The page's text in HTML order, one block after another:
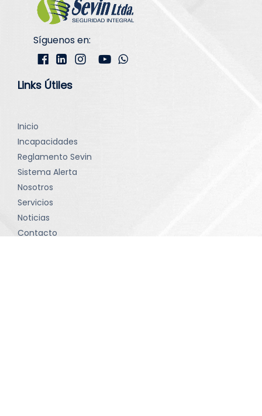
Síguenos en:
Links Útiles
Inicio
Incapacidades
Reglamento Sevin
Sistema Alerta
Nosotros
Servicios
Noticias
Contacto